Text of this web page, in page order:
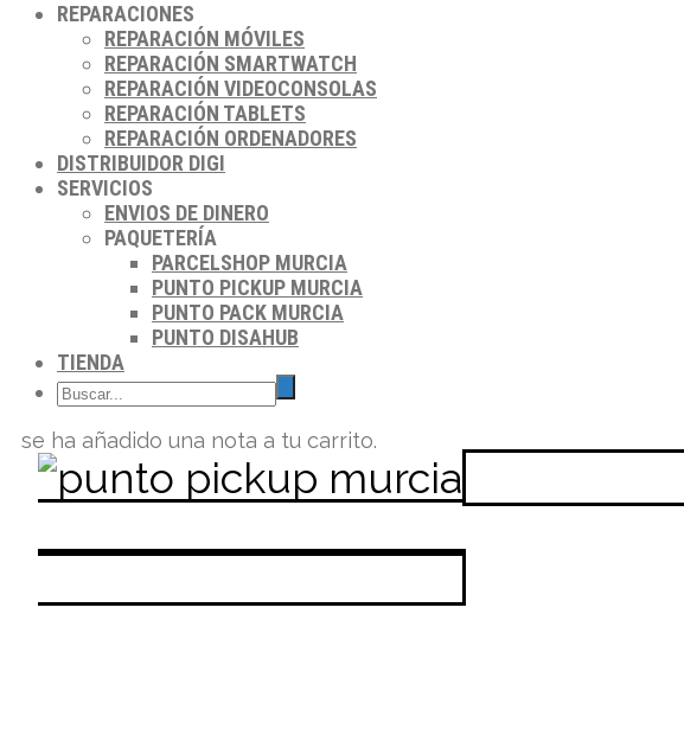
REPARACIONES
REPARACIÓN MÓVILES
REPARACIÓN SMARTWATCH
REPARACIÓN VIDEOCONSOLAS
REPARACIÓN TABLETS
REPARACIÓN ORDENADORES
DISTRIBUIDOR DIGI
SERVICIOS
ENVIOS DE DINERO
PAQUETERÍA
PARCELSHOP MURCIA
PUNTO PICKUP MURCIA
PUNTO PACK MURCIA
PUNTO DISAHUB
TIENDA
se ha añadido una nota a tu carrito.